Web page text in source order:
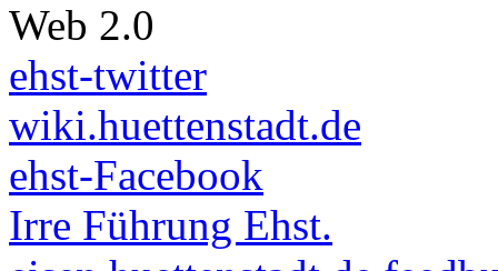
Web 2.0
ehst-twitter
wiki.huettenstadt.de
ehst-Facebook
Irre Führung Ehst.